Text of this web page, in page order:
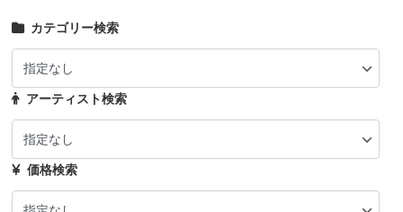
カテゴリー検索
アーティスト検索
価格検索